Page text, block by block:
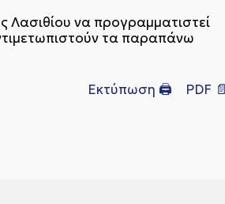
Λασιθίου να προγραμματιστεί
τα παραπάνω
Εκτύπωση 🖨 PDF 📄